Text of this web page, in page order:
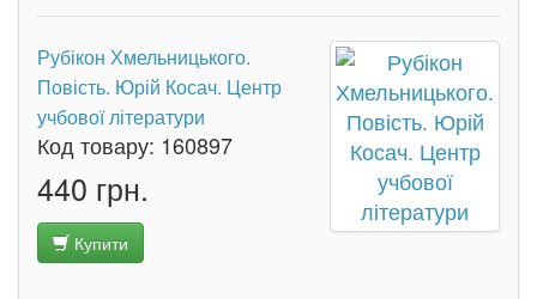
Рубікон Хмельницького.
Повість. Юрій Косач. Центр
учбової літератури
Код товару: 160897
440 грн.
Купити